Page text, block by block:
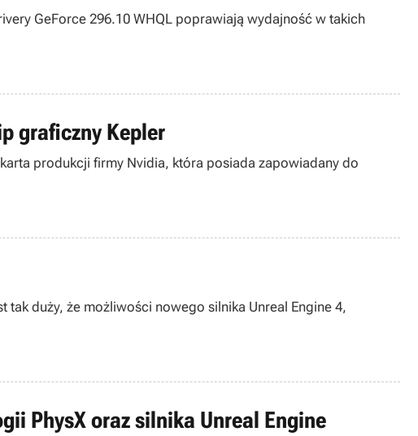
GeForce 296.10 WHQL poprawiają wydajność w takich
graficzny Kepler
produkcji firmy Nvidia, która posiada zapowiadany do
tak duży, że możliwości nowego silnika Unreal Engine 4,
PhysX oraz silnika Unreal Engine